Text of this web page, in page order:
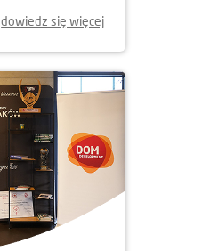
dowiedz się więcej